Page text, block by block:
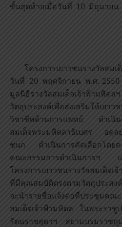
ขั้นสุดท้ายเมื่อวันที่ 10 มิถุนายน
โครงการเยาวชนรางวัลสมเ
วันที่ 20 พฤศจิกายน พ.ศ. 2550
มูลนิธิรางวัลสมเด็จเจ้าฟ้า
วัตถุประสงค์เพื่อส่งเสริมให้เยา
วิชาชีพด้านการแพทย์ ดำเนิน
สมเด็จพระมหิตลาธิเบศร อดุ
ชนก ดำเนินการคัดเลือกโดยค
คณะกรรมการดำเนินการฯ แ
โครงการเยาวชนรางวัลสมเด็จเ
ที่มีคุณสมบัติตรงตามวัตถุประสง
จะนำรายชื่อแจ้งต่อที่ประชุมคณ
สมเด็จเจ้าฟ้ามหิดล ในพระรา
รัตนราชสุดาฯ สยามบรมราชกุ